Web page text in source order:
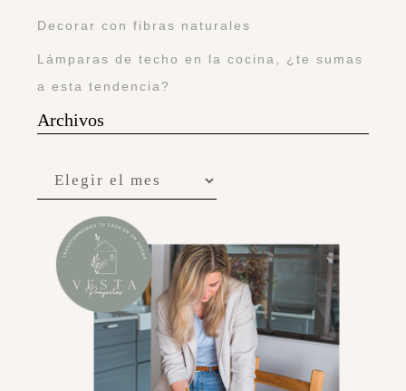
Decorar con fibras naturales
Lámparas de techo en la cocina, ¿te sumas
a esta tendencia?
Archivos